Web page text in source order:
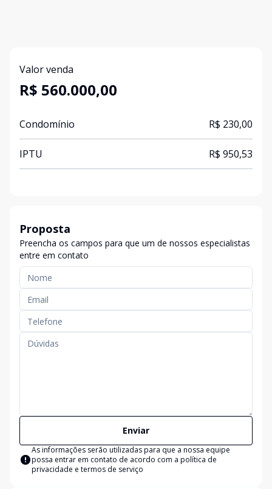
Valor venda
R$ 560.000,00
Condomínio R$ 230,00
IPTU R$ 950,53
Proposta
Preencha os campos para que um de nossos especialistas
entre em contato
Enviar
As informações serão utilizadas para que a nossa equipe
possa entrar em contato de acordo com a política de
privacidade e termos de serviço